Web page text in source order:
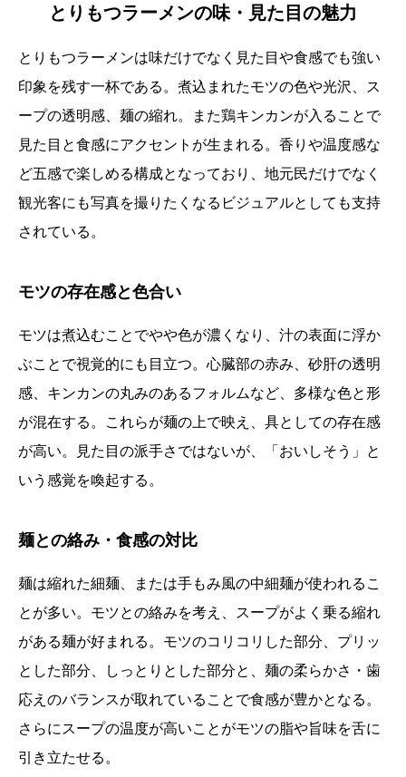
とりもつラーメンの味・見た目の魅力
とりもつラーメンは味だけでなく見た目や食感でも強い
印象を残す一杯である。煮込まれたモツの色や光沢、ス
ープの透明感、麺の縮れ。また鶏キンカンが入ることで
見た目と食感にアクセントが生まれる。香りや温度感な
ど五感で楽しめる構成となっており、地元民だけでなく
観光客にも写真を撮りたくなるビジュアルとしても支持
されている。
モツの存在感と色合い
モツは煮込むことでやや色が濃くなり、汁の表面に浮か
ぶことで視覚的にも目立つ。心臓部の赤み、砂肝の透明
感、キンカンの丸みのあるフォルムなど、多様な色と形
が混在する。これらが麺の上で映え、具としての存在感
が高い。見た目の派手さではないが、「おいしそう」と
いう感覚を喚起する。
麺との絡み・食感の対比
麺は縮れた細麺、または手もみ風の中細麺が使われるこ
とが多い。モツとの絡みを考え、スープがよく乗る縮れ
がある麺が好まれる。モツのコリコリした部分、プリッ
とした部分、しっとりとした部分と、麺の柔らかさ・歯
応えのバランスが取れていることで食感が豊かとなる。
さらにスープの温度が高いことがモツの脂や旨味を舌に
引き立たせる。